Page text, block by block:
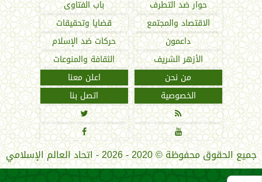
حوار ضد التطرف
باب الفتاوى
الاقتصاد والمجتمع
قضايا وتحقيقات
داعمون
حركات ضد الإسلام
الأزهر الشريف
الثقافة والمنوعات
من نحن
اعلن معنا
الخصوصية
اتصل بنا




جميع الحقوق محفوظة©2020 - 2026 - اتحاد العالم الإسلامي